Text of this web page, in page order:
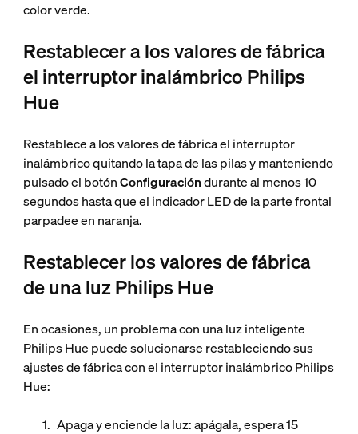
color verde.
Restablecer a los valores de fábrica
el interruptor inalámbrico Philips
Hue
Restablece a los valores de fábrica el interruptor
inalámbrico quitando la tapa de las pilas y manteniendo
pulsado el botónConfiguracióndurante al menos 10
segundos hasta que el indicador LED de la parte frontal
parpadee en naranja.
Restablecer los valores de fábrica
de una luz Philips Hue
En ocasiones, un problema con una luz inteligente
Philips Hue puede solucionarse restableciendo sus
ajustes de fábrica con el interruptor inalámbrico Philips
Hue:
Apaga y enciende la luz: apágala, espera 15